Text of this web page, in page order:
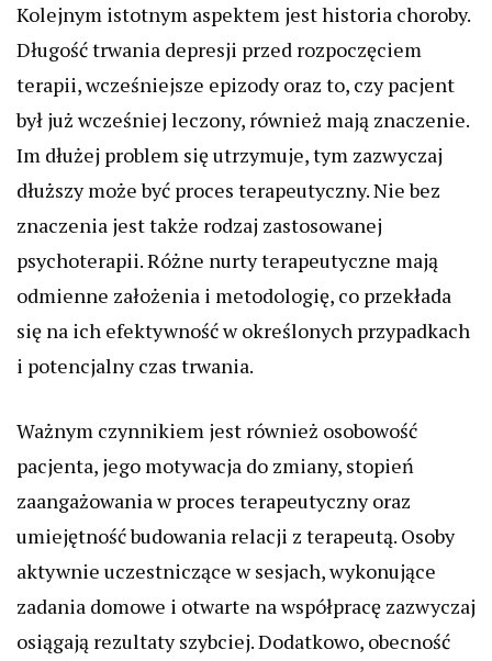
Kolejnym istotnym aspektem jest historia choroby.
Długość trwania depresji przed rozpoczęciem
terapii, wcześniejsze epizody oraz to, czy pacjent
był już wcześniej leczony, również mają znaczenie.
Im dłużej problem się utrzymuje, tym zazwyczaj
dłuższy może być proces terapeutyczny. Nie bez
znaczenia jest także rodzaj zastosowanej
psychoterapii. Różne nurty terapeutyczne mają
odmienne założenia i metodologię, co przekłada
się na ich efektywność w określonych przypadkach
i potencjalny czas trwania.
Ważnym czynnikiem jest również osobowość
pacjenta, jego motywacja do zmiany, stopień
zaangażowania w proces terapeutyczny oraz
umiejętność budowania relacji z terapeutą. Osoby
aktywnie uczestniczące w sesjach, wykonujące
zadania domowe i otwarte na współpracę zazwyczaj
osiągają rezultaty szybciej. Dodatkowo, obecność